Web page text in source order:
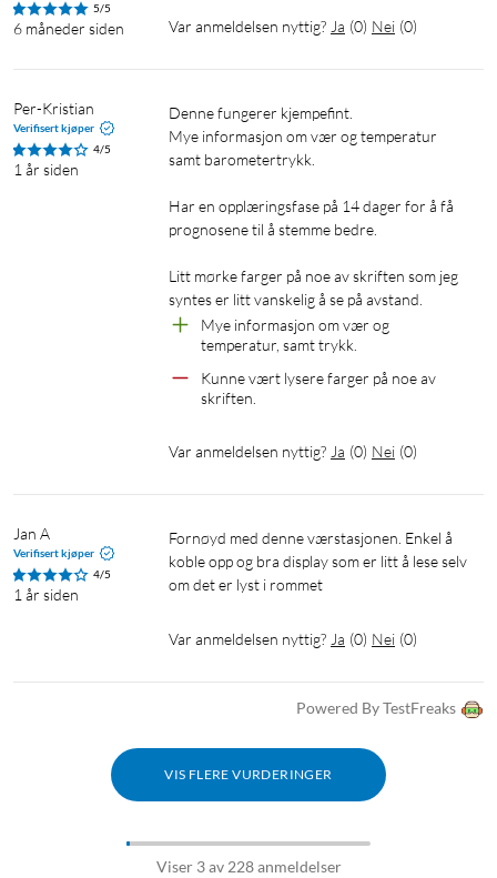
5/5
6 måneder siden Var anmeldelsen nyttig? Ja (0) Nei (0)
Per-Kristian
Verifisert kjøper
4/5
1 år siden
Denne fungerer kjempefint.
Mye informasjon om vær og temperatur
samt barometertrykk.
Har en opplæringsfase på 14 dager for å få
prognosene til å stemme bedre.
Litt mørke farger på noe av skriften som jeg
syntes er litt vanskelig å se på avstand.
Mye informasjon om vær og
temperatur, samt trykk.
Kunne vært lysere farger på noe av
skriften.
Var anmeldelsen nyttig? Ja (0) Nei (0)
Jan A
Verifisert kjøper
4/5
1 år siden
Fornøyd med denne værstasjonen. Enkel å
koble opp og bra display som er litt å lese selv
om det er lyst i rommet
Var anmeldelsen nyttig? Ja (0) Nei (0)
Powered By TestFreaks
VIS FLERE VURDERINGER
Viser 3 av 228 anmeldelser